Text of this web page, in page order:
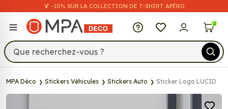
🍹 -10% SUR LA COLLECTION DE T-SHIRT APÉRO
MPA Déco 0
MPA Déco Stickers Véhicules Stickers Auto Sticker Logo LUCID